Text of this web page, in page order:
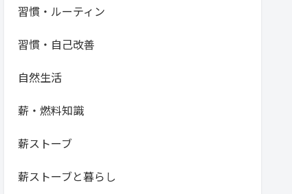
習慣・ルーティン
習慣・自己改善
自然生活
薪・燃料知識
薪ストーブ
薪ストーブと暮らし